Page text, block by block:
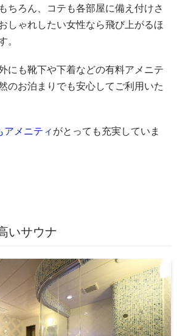
ちろん、コテも各部屋に備え付けさ
しゃれしたい女性なら飛び上がるほ
にも靴下や下着などの有料アメニテ
のお泊まりでも安心してご利用いた
アメニティがとっても充実していま
いサウナ